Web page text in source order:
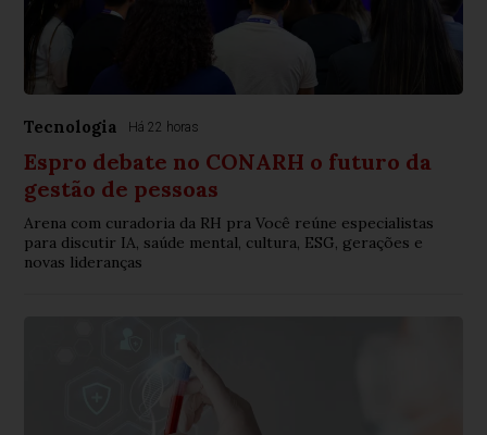
Tecnologia Há 22 horas
Espro debate no CONARH o futuro da
gestão de pessoas
Arena com curadoria da RH pra Você reúne especialistas
para discutir IA, saúde mental, cultura, ESG, gerações e
novas lideranças